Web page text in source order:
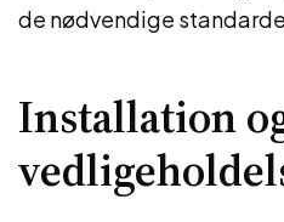
de nødvendige
Installation